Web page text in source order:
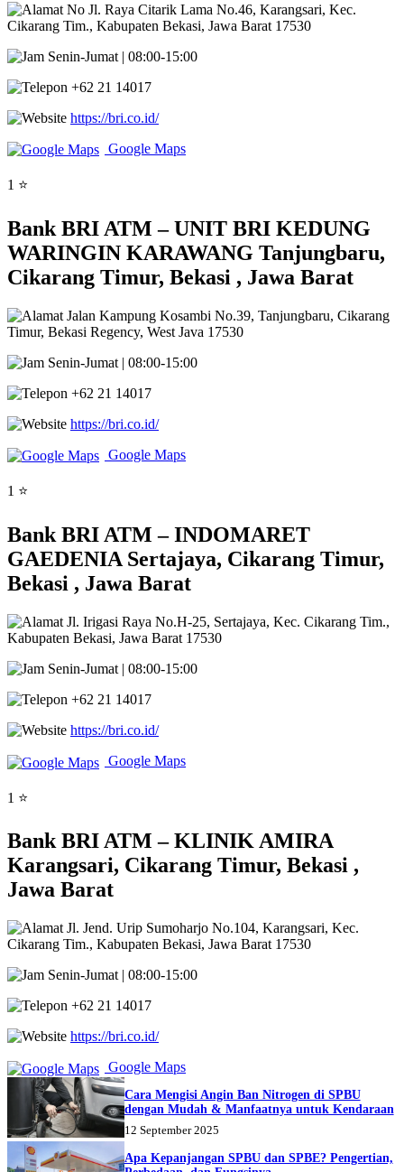
No Jl. Raya Citarik Lama No.46, Karangsari, Kec.
Cikarang Tim., Kabupaten Bekasi, Jawa Barat 17530
Senin-Jumat | 08:00-15:00
+62 21 14017
https://bri.co.id/
Google Maps
1 ⭐
Bank BRI ATM – UNIT BRI KEDUNG
WARINGIN KARAWANG Tanjungbaru,
Cikarang Timur, Bekasi , Jawa Barat
Jalan Kampung Kosambi No.39, Tanjungbaru, Cikarang
Timur, Bekasi Regency, West Java 17530
Senin-Jumat | 08:00-15:00
+62 21 14017
https://bri.co.id/
Google Maps
1 ⭐
Bank BRI ATM – INDOMARET
GAEDENIA Sertajaya, Cikarang Timur,
Bekasi , Jawa Barat
Jl. Irigasi Raya No.H-25, Sertajaya, Kec. Cikarang Tim.,
Kabupaten Bekasi, Jawa Barat 17530
Senin-Jumat | 08:00-15:00
+62 21 14017
https://bri.co.id/
Google Maps
1 ⭐
Bank BRI ATM – KLINIK AMIRA
Karangsari, Cikarang Timur, Bekasi ,
Jawa Barat
Jl. Jend. Urip Sumoharjo No.104, Karangsari, Kec.
Cikarang Tim., Kabupaten Bekasi, Jawa Barat 17530
Senin-Jumat | 08:00-15:00
+62 21 14017
https://bri.co.id/
Google Maps
Cara Mengisi Angin Ban Nitrogen di SPBU
dengan Mudah & Manfaatnya untuk Kendaraan
12 September 2025
Apa Kepanjangan SPBU dan SPBE? Pengertian,